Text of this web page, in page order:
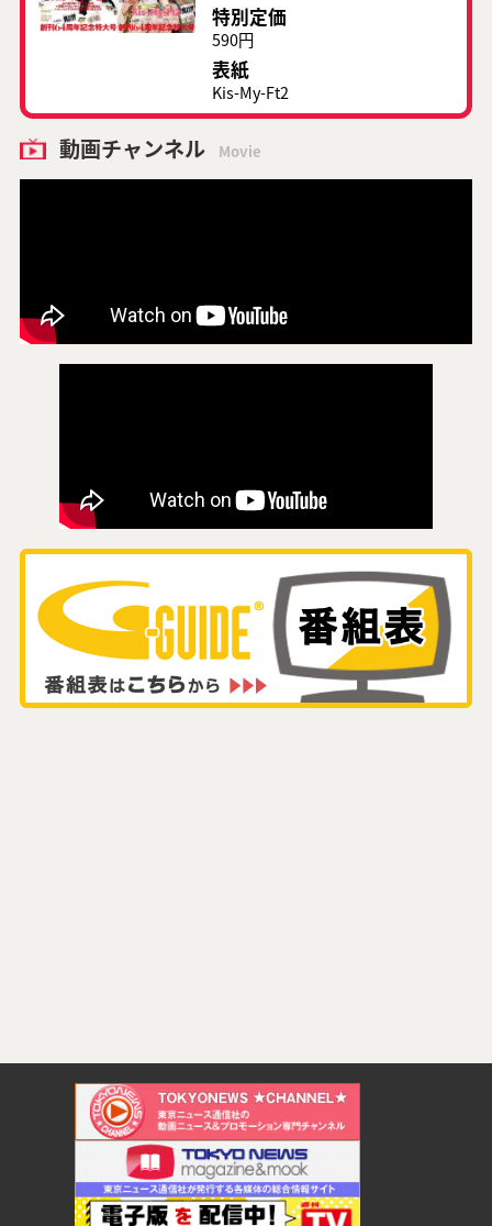
特別定価
590円
表紙
Kis-My-Ft2
動画チャンネル Movie